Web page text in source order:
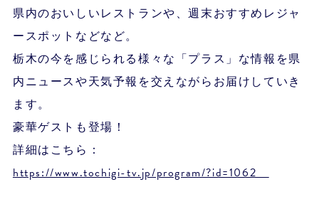
県内のおいしいレストランや、週末おすすめレジャ
ースポットなどなど。
栃木の今を感じられる様々な「プラス」な情報を県
内ニュースや天気予報を交えながらお届けしていき
ます。
豪華ゲストも登場！
詳細はこちら：
https://www.tochigi-tv.jp/program/?id=1062